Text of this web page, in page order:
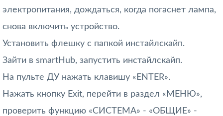
электропитания, дождаться, когда погаснет лампа,
снова включить устройство.
Установить флешку с папкой инстайлскайп.
Зайти в smartHub, запустить инстайлскайп.
На пульте ДУ нажать клавишу «ENTER».
Нажать кнопку Exit, перейти в раздел «МЕНЮ»,
проверить функцию «СИСТЕМА» - «ОБЩИЕ» -